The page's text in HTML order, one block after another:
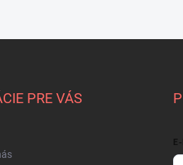
PRE VÁS